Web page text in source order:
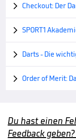
 Checkout: Der
 SPORT1
 Darts - Die
 Order of Merit:
Du hast einen
Feedback